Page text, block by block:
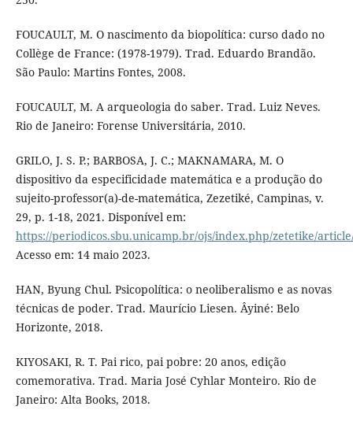
FOUCAULT, M. O nascimento da biopolítica: curso dado no
Collège de France: (1978-1979). Trad. Eduardo Brandão.
São Paulo: Martins Fontes, 2008.
FOUCAULT, M. A arqueologia do saber. Trad. Luiz Neves.
Rio de Janeiro: Forense Universitária, 2010.
GRILO, J. S. P.; BARBOSA, J. C.; MAKNAMARA, M. O
dispositivo da especificidade matemática e a produção do
sujeito-professor(a)-de-matemática, Zezetiké, Campinas, v.
29, p. 1-18, 2021. Disponível em:
https://periodicos.sbu.unicamp.br/ojs/index.php/zetetike/
Acesso em: 14 maio 2023.
HAN, Byung Chul. Psicopolítica: o neoliberalismo e as novas
técnicas de poder. Trad. Maurício Liesen. Âyiné: Belo
Horizonte, 2018.
KIYOSAKI, R. T. Pai rico, pai pobre: 20 anos, edição
comemorativa. Trad. Maria José Cyhlar Monteiro. Rio de
Janeiro: Alta Books, 2018.